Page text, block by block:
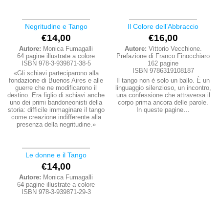
Negritudine e Tango
€14,00
Autore: Monica Fumagalli
64 pagine illustrate a colore
ISBN 978-3-939871-38-5
«Gli schiavi parteciparono alla
fondazione di Buenos Aires e alle
guerre che ne modificarono il
destino. Era figlio di schiavi anche
uno dei primi bandoneonisti della
storia: difficile immaginare il tango
come creazione indifferente alla
presenza della negritudine.»
Il Colore dell’Abbraccio
€16,00
Autore: Vittorio Vecchione.
Prefazione di Franco Finocchiaro
162 pagine
ISBN 9786319108187
Il tango non è solo un ballo. È un
linguaggio silenzioso, un incontro,
una confessione che attraversa il
corpo prima ancora delle parole.
In queste pagine…
Le donne e il Tango
€14,00
Autore: Monica Fumagalli
64 pagine illustrate a colore
ISBN 978-3-939871-29-3